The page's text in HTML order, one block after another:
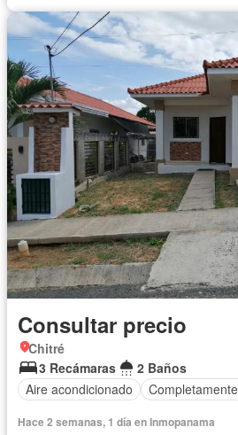
Consultar precio
Chitré
3 Recámaras
2 Baños
Aire acondicionado
Hace 2 semanas, 1 día en Inmopanama